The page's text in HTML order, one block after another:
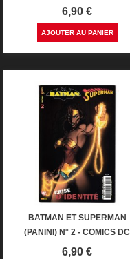
Prix
6,90 €
AJOUTER AU PANIER
BATMAN ET SUPERMAN
(PANINI) N° 2 - COMICS DC
Prix
6,90 €